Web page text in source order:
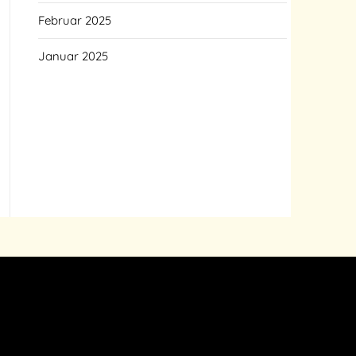
Februar 2025
Januar 2025